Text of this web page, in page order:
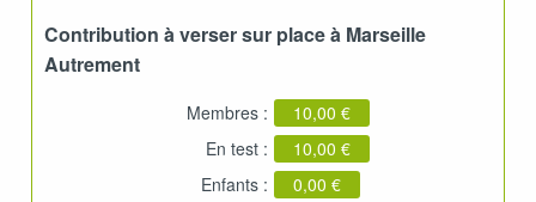
Contribution à verser sur place à Marseille
Autrement
Membres :
10,00 €
En test :
10,00 €
Enfants :
0,00 €